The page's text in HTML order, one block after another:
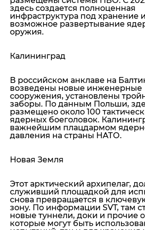
здесь создается полноценная
инфраструктура под хранение и
возможное развертывание
оружия.
Калининград
В российском анклаве на
возведены новые инженерные
сооружения, установлены
заборы. По данным Польши,
размещено около 100
ядерных боеголовок.
важнейшим плацдармом
давления на страны НАТО.
Новая Земля
Этот арктический архипелаг,
служивший площадкой для
снова превращается в
зону. По информации SVT, там
новые туннели, доки и прочие
которые могут быть